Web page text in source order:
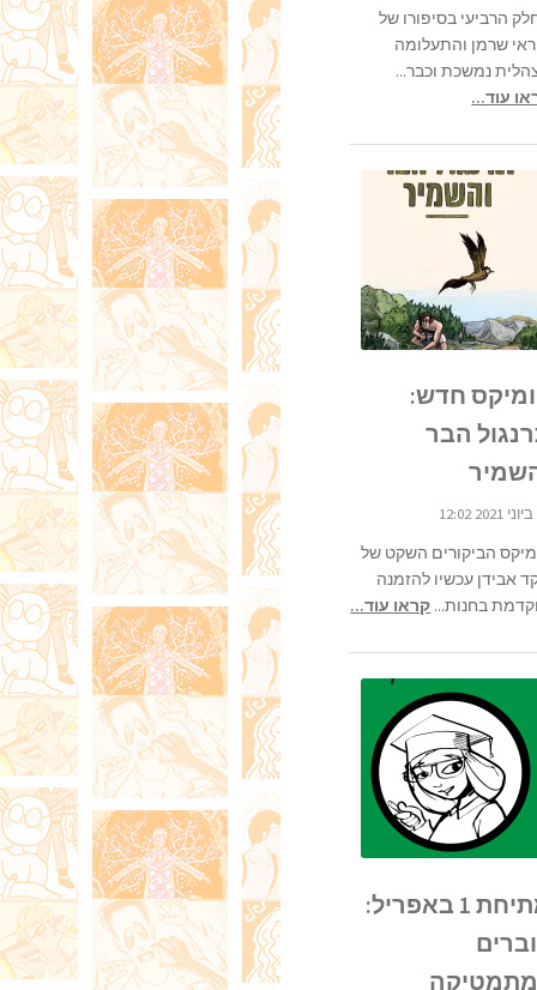
הרביעי בסיפורו של
שרמן והתעלומה
נמשכת וכבר...
עוד...
חדש:
הבר
הביקורים השקט של
אבידן עכשיו להזמנה
בחנות... קראו עוד...
מתיחת 1 באפריל: